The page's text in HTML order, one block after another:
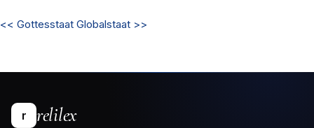
<< Gottesstaat Globalstaat >>
r relilex